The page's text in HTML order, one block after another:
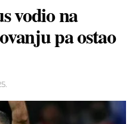
vodio na
pa ostao